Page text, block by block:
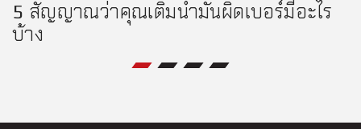
5 สัญญาณว่าคุณเติมน้ำมันผิดเบอร์มีอะไร
บ้าง